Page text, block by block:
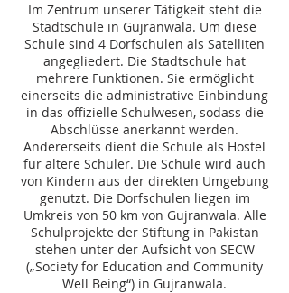
Im Zentrum unserer Tätigkeit steht die
Stadtschule in Gujranwala. Um diese
Schule sind 4 Dorfschulen als Satelliten
angegliedert. Die Stadtschule hat
mehrere Funktionen. Sie ermöglicht
einerseits die administrative Einbindung
in das offizielle Schulwesen, sodass die
Abschlüsse anerkannt werden.
Andererseits dient die Schule als Hostel
für ältere Schüler. Die Schule wird auch
von Kindern aus der direkten Umgebung
genutzt. Die Dorfschulen liegen im
Umkreis von 50 km von Gujranwala. Alle
Schulprojekte der Stiftung in Pakistan
stehen unter der Aufsicht von SECW
(„Society for Education and Community
Well Being“) in Gujranwala.